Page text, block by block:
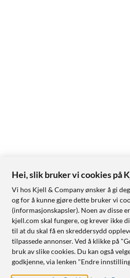
Hei, slik bruker vi cookies på
Vi hos Kjell & Company ønsker å gi
og for å kunne gjøre dette bruker vi
(informasjonskapsler). Noen av disse
kjell.com skal fungere, og krever ikke
til at du skal få en skreddersydd
tilpassede annonser. Ved å klikke på
bruk av slike cookies. Du kan også
godkjenne, via lenken "Endre